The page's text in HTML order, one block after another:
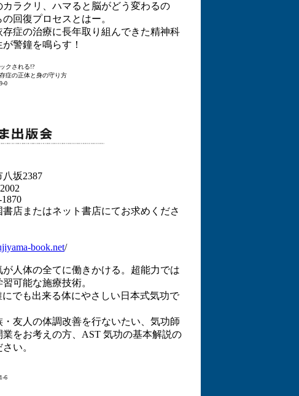
カラクリ、ハマると脳がどう変わるの
回復プロセスとはー。
存症の治療に長年取り組んできた精神科
警鐘を鳴らす！
クされる!?
症の正体と身の守り方
0
坂2387
店またはネット書店にてお求めくださ
book.net/
人体の全てに働きかける。超能力では
可能な施療技術。
にでも出来る体にやさしい日本式気功で
・友人の体調改善を行ないたい、気功師
業をお考えの方、AST 気功の基本解説の
い。
6